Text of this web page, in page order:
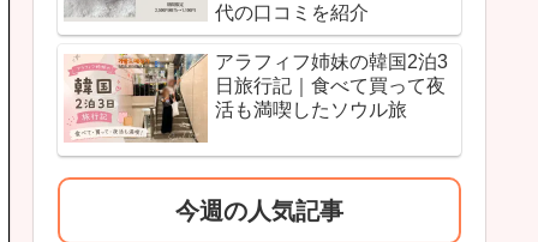
代の口コミを紹介
アラフィフ姉妹の韓国2泊3
日旅行記｜食べて買って夜
活も満喫したソウル旅
今週の人気記事